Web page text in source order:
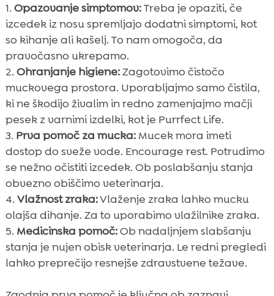
Opazovanje simptomov:Treba je opaziti, če
izcedek iz nosu spremljajo dodatni simptomi, kot
so kihanje ali kašelj. To nam omogoča, da
pravočasno ukrepamo.
Ohranjanje higiene:Zagotovimo čistočo
muckovega prostora. Uporabljajmo samo čistila,
ki ne škodijo živalim in redno zamenjajmo mačji
pesek z varnimi izdelki, kot je Purrfect Life.
Prva pomoč za mucka:Mucek mora imeti
dostop do sveže vode. Encourage rest. Potrudimo
se nežno očistiti izcedek. Ob poslabšanju stanja
obvezno obiščimo veterinarja.
Vlažnost zraka:Vlaženje zraka lahko mucku
olajša dihanje. Za to uporabimo vlažilnike zraka.
Medicinska pomoč:Ob nadaljnjem slabšanju
stanja je nujen obisk veterinarja. Le redni pregledi
lahko preprečijo resnejše zdravstvene težave.